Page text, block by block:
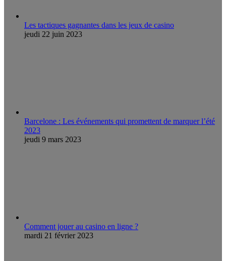
Les tactiques gagnantes dans les jeux de casino
jeudi 22 juin 2023
Barcelone : Les événements qui promettent de marquer l’été
2023
jeudi 9 mars 2023
Comment jouer au casino en ligne ?
mardi 21 février 2023